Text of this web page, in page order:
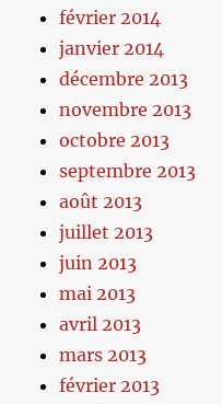
février 2014
janvier 2014
décembre 2013
novembre 2013
octobre 2013
septembre 2013
août 2013
juillet 2013
juin 2013
mai 2013
avril 2013
mars 2013
février 2013